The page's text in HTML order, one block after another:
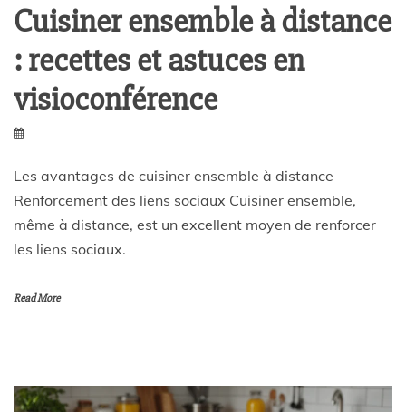
Cuisiner ensemble à distance
: recettes et astuces en
visioconférence
Les avantages de cuisiner ensemble à distance
Renforcement des liens sociaux Cuisiner ensemble,
même à distance, est un excellent moyen de renforcer
les liens sociaux.
Read More